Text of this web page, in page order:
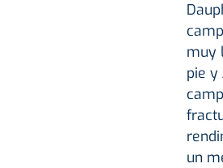
muy
pie y
un